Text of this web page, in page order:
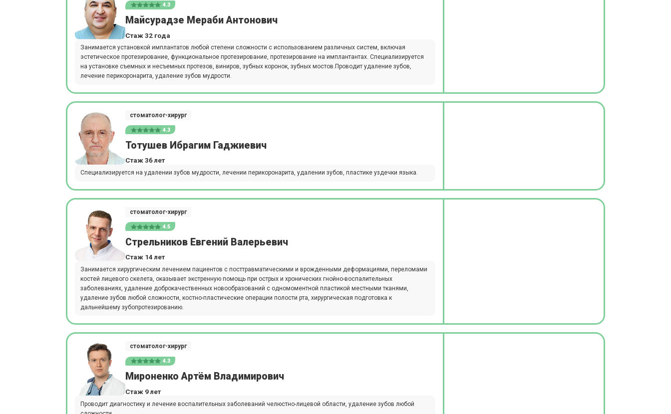
4.3
Майсурадзе Мераби Антонович
Стаж 32 года
Занимается установкой имплантатов любой степени сложности с использованием различных систем, включая
эстетическое протезирование, функциональное протезирование, протезирование на имплантантах. Специализируется
на установке съемных и несъемных протезов, виниров, зубных коронок, зубных мостов.Проводит удаление зубов,
лечение перикоронарита, удаление зубов мудрости.
стоматолог-хирург
4.3
Тотушев Ибрагим Гаджиевич
Стаж 36 лет
Специализируется на удалении зубов мудрости, лечении перикоронарита, удалении зубов, пластике уздечки языка.
стоматолог-хирург
4.5
Стрельников Евгений Валерьевич
Стаж 14 лет
Занимается хирургическим лечением пациентов с посттравматическими и врожденными деформациями, переломами
костей лицевого скелета, оказывает экстренную помощь при острых и хронических гнойно-воспалительных
заболеваниях, удаление доброкачественных новообразований с одномоментной пластикой местными тканями,
удаление зубов любой сложности, костно-пластические операции полости рта, хирургическая подготовка к
дальнейшему зубопротезированию.
стоматолог-хирург
4.3
Мироненко Артём Владимирович
Стаж 9 лет
Проводит диагностику и лечение воспалительных заболеваний челюстно-лицевой области, удаление зубов любой